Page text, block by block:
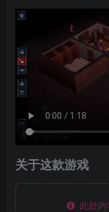
关于这款游戏
此处内